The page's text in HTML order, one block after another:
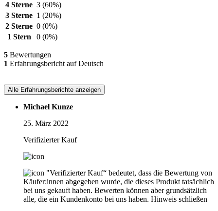
4 Sterne 3 (60%)
3 Sterne 1 (20%)
2 Sterne 0 (0%)
1 Stern
0 (0%)
5 Bewertungen
1 Erfahrungsbericht auf Deutsch
Alle Erfahrungsberichte anzeigen
Michael Kunze
25. März 2022
Verifizierter Kauf
"Verifizierter Kauf“ bedeutet, dass die Bewertung von
Käufer:innen abgegeben wurde, die dieses Produkt tatsächlich
bei uns gekauft haben. Bewerten können aber grundsätzlich
alle, die ein Kundenkonto bei uns haben. Hinweis schließen